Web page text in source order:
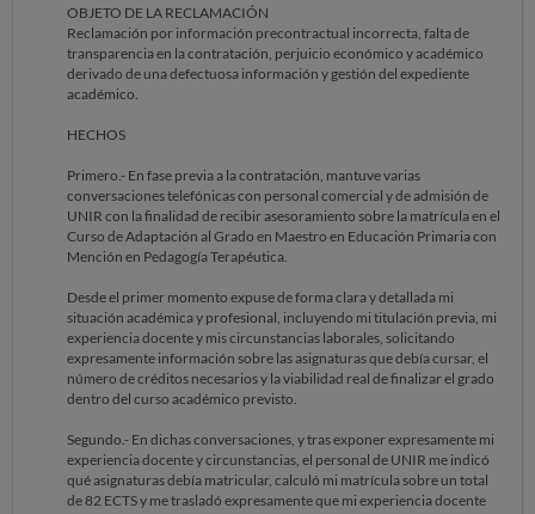
OBJETO DE LA RECLAMACIÓN
Reclamación por información precontractual incorrecta, falta de
transparencia en la contratación, perjuicio económico y académico
derivado de una defectuosa información y gestión del expediente
académico.
HECHOS
Primero.- En fase previa a la contratación, mantuve varias
conversaciones telefónicas con personal comercial y de admisión de
UNIR con la finalidad de recibir asesoramiento sobre la matrícula en el
Curso de Adaptación al Grado en Maestro en Educación Primaria con
Mención en Pedagogía Terapéutica.
Desde el primer momento expuse de forma clara y detallada mi
situación académica y profesional, incluyendo mi titulación previa, mi
experiencia docente y mis circunstancias laborales, solicitando
expresamente información sobre las asignaturas que debía cursar, el
número de créditos necesarios y la viabilidad real de finalizar el grado
dentro del curso académico previsto.
Segundo.- En dichas conversaciones, y tras exponer expresamente mi
experiencia docente y circunstancias, el personal de UNIR me indicó
qué asignaturas debía matricular, calculó mi matrícula sobre un total
de 82 ECTS y me trasladó expresamente que mi experiencia docente